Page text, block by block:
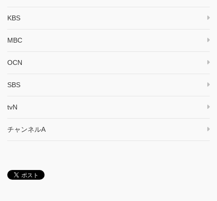
KBS
MBC
OCN
SBS
tvN
チャンネルA